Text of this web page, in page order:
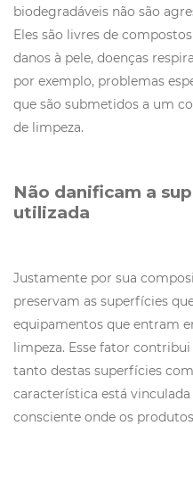
biodegradáveis não são
Eles são livres de
danos à pele, doenças
por exemplo, problemas
que são submetidos a um
de limpeza.
Não danificam a
utilizada
Justamente por sua
preservam as superfícies
equipamentos que entram
limpeza. Esse fator
tanto destas superfícies
característica está
consciente onde os